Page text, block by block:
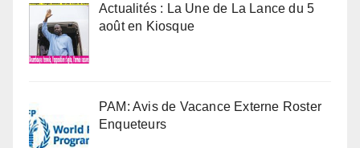
Actualités : La Une de La Lance du 5
août en Kiosque
PAM: Avis de Vacance Externe Roster
Enqueteurs